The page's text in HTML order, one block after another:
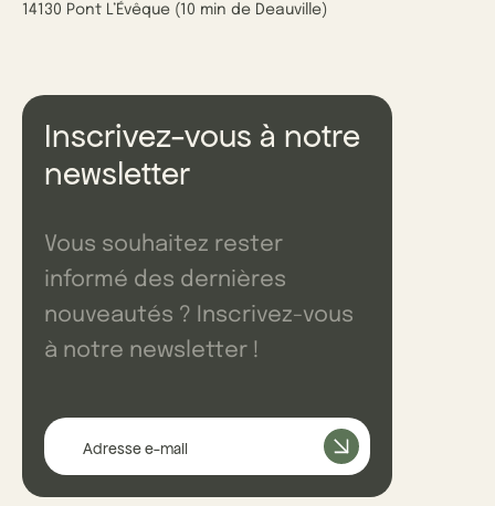
14130 Pont L’Évêque (10 min de Deauville)
Inscrivez-vous à notre
newsletter
Vous souhaitez rester
informé des dernières
nouveautés ? Inscrivez-vous
à notre newsletter !
Adresse e-mail